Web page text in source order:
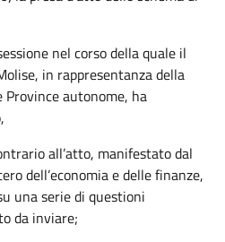
nel corso della quale il
in rappresentanza della
Province autonome, ha
all’atto, manifestato dal
dell’economia e delle finanze,
una serie di questioni
da inviare;